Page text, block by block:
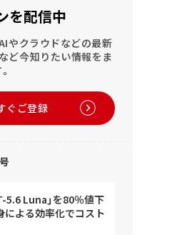
を配信中
やクラウドなどの最新
ど今知りたい情報をま
ぐご登録
5.6 Luna」を80％値下
よる効率化でコスト